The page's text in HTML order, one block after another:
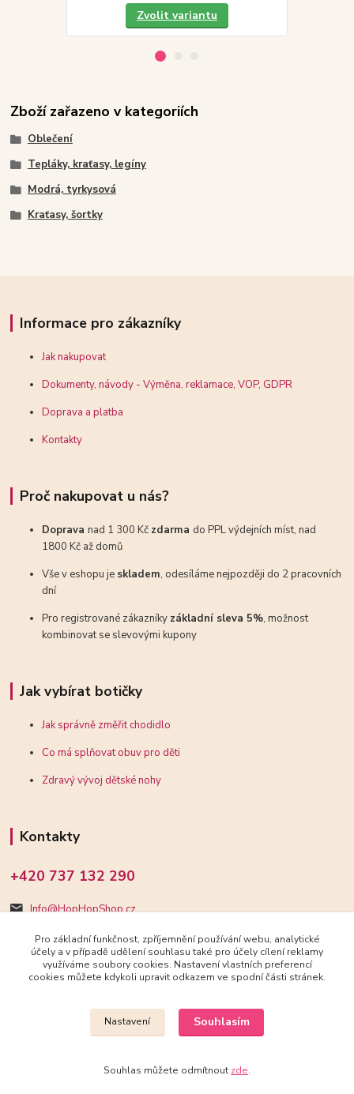
Zvolit variantu
Zboží zařazeno v kategoriích
Oblečení
Tepláky, kraťasy, legíny
Modrá, tyrkysová
Kraťasy, šortky
Informace pro zákazníky
Jak nakupovat
Dokumenty, návody - Výměna, reklamace, VOP, GDPR
Doprava a platba
Kontakty
Proč nakupovat u nás?
Dopravanad 1 300 Kč zdarma do PPL výdejních míst, nad
1800 Kč až domů
Vše v eshopu je skladem, odesíláme nejpozději do 2 pracovních
dní
Pro registrované zákazníky základní sleva 5%, možnost
kombinovat se slevovými kupony
Jak vybírat botičky
Jak správně změřit chodidlo
Co má splňovat obuv pro děti
Zdravý vývoj dětské nohy
Kontakty
+420 737 132 290
Info@HopHopShop.cz
Upravit sběr cookies.
2018-2025 HopHopShop.cz
Pro základní funkčnost, zpříjemnění používání webu, analytické
účely a v případě udělení souhlasu také pro účely cílení reklamy
využíváme soubory cookies. Nastavení vlastních preferencí
cookies můžete kdykoli upravit odkazem ve spodní části stránek.
Nastavení Souhlasím
Souhlas můžete odmítnout zde.